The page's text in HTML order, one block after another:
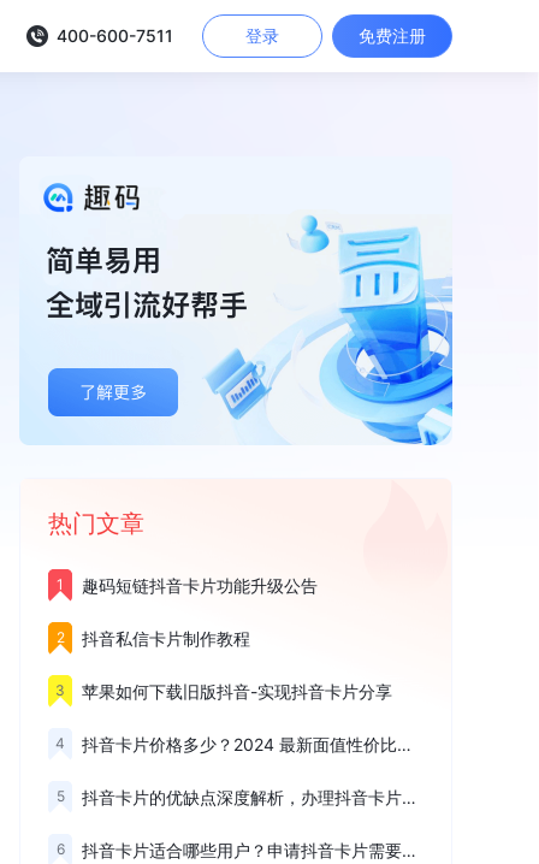
400-600-7511 登录 免费注册
热门文章
1 趣码短链抖音卡片功能升级公告
2 抖音私信卡片制作教程
3 苹果如何下载旧版抖音-实现抖音卡片分享
4 抖音卡片价格多少？2024 最新面值性价比最高排行榜揭秘
5 抖音卡片的优缺点深度解析，办理抖音卡片前必须了解的潜在风险
6 抖音卡片适合哪些用户？申请抖音卡片需要满足什么条件？权威解读